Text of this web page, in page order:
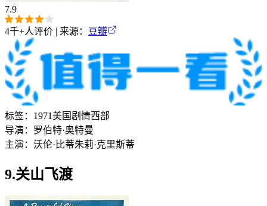
7.9
4千+人评价 | 来源： 豆瓣
标签： 1971美国 剧情西部
导演： 罗伯特·奥特曼
主演： 沃伦·比蒂朱莉·克里斯蒂
9.关山飞渡